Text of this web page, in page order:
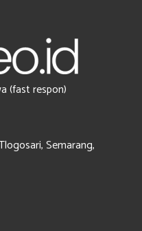
(fast respon)
Semarang,